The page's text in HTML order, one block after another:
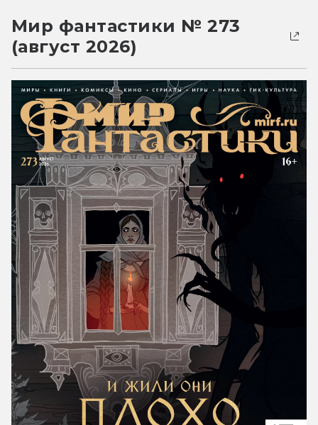
Мир фантастики № 273
(август 2026)